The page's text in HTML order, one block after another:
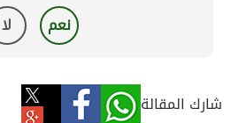
نعم لا
شارك المقالة